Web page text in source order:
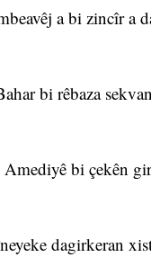
a bi zincîr a
bi rêbaza
Amediyê bi çekên
dagirkeran